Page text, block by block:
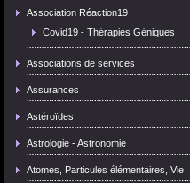
Association Réaction19
Covid19 - Thérapies Géniques
Associations de services
Assurances
Astéroïdes
Astrologie - Astronomie
Atomes, Particules élémentaires, Vie